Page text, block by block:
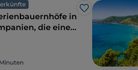
Like
in
die eine
und